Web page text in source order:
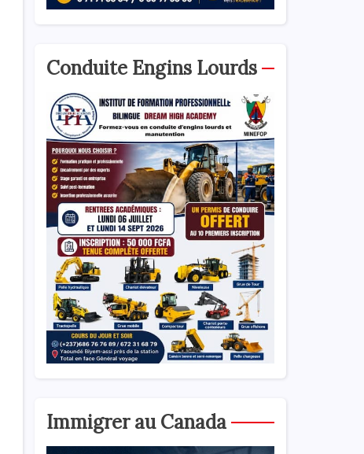
Conduite Engins Lourds
Immigrer au Canada